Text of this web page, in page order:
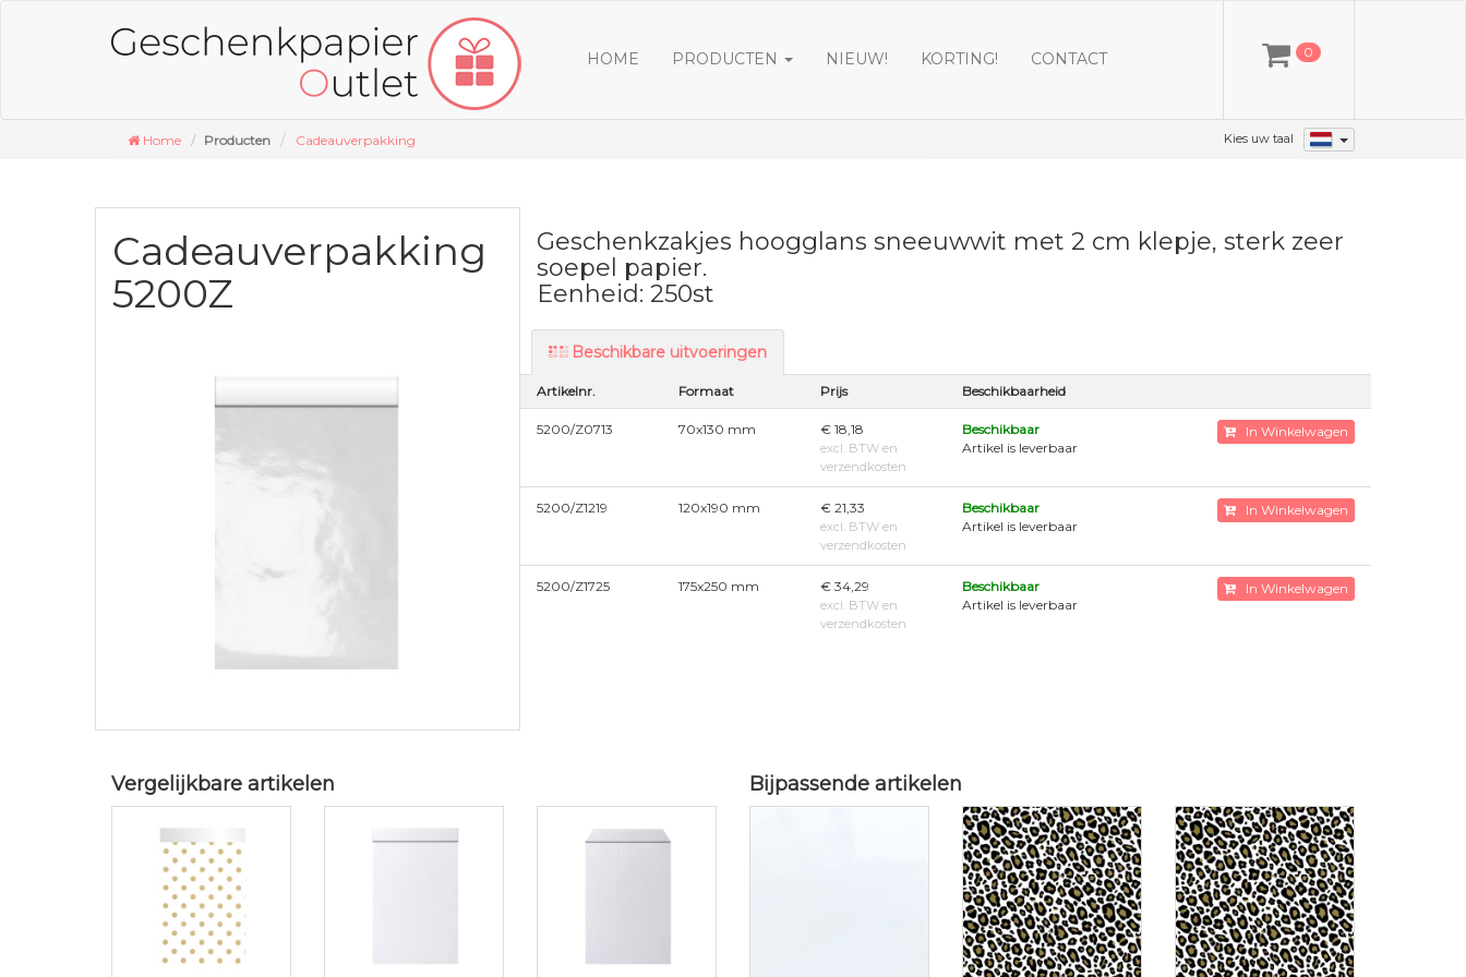
HOME PRODUCTEN NIEUW! KORTING! CONTACT 0
Home Producten Cadeauverpakking Kies uw taal
Cadeauverpakking
5200Z
Geschenkzakjes hoogglans sneeuwwit met 2 cm klepje, sterk zeer
soepel papier.
Eenheid: 250st
Beschikbare uitvoeringen
Artikelnr. Formaat Prijs Beschikbaarheid
5200/Z0713 70x130 mm € 18,18
excl. BTW en
verzendkosten
Beschikbaar
Artikel is leverbaar
In Winkelwagen
5200/Z1219 120x190 mm € 21,33
excl. BTW en
verzendkosten
Beschikbaar
Artikel is leverbaar
In Winkelwagen
5200/Z1725 175x250 mm € 34,29
excl. BTW en
verzendkosten
Beschikbaar
Artikel is leverbaar
In Winkelwagen
Vergelijkbare artikelen Bijpassende artikelen